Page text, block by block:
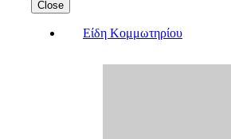
Close
Είδη Κομμωτηρίου